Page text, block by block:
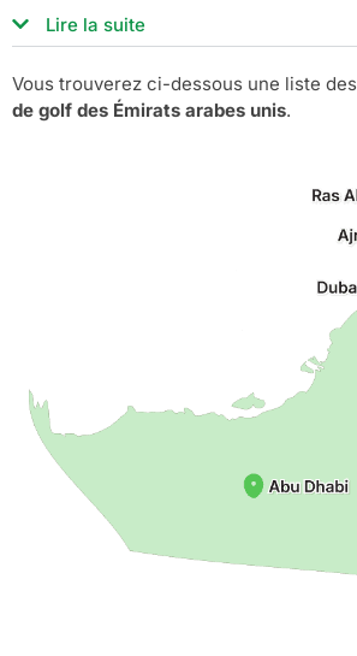
Lire la suite
Vous trouverez ci-dessous une liste des
de golf des Émirats arabes unis.